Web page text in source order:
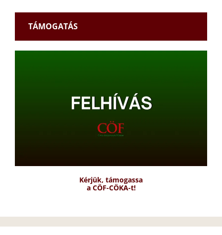
TÁMOGATÁS
Kérjük, támogassa
a CÖF-CÖKA-t!